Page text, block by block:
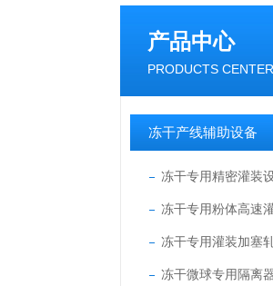
产品中心
PRODUCTS CENTER
冻干产线辅助设备
冻干专用精密灌装
冻干专用粉体高速
冻干专用灌装加塞
冻干微球专用隔离